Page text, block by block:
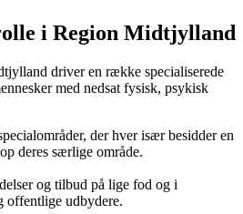
i Region Midtjylland
driver en række specialiserede
med nedsat fysisk, psykisk
der hver især besidder en
deres særlige område.
og tilbud på lige fod og i
offentlige udbydere.